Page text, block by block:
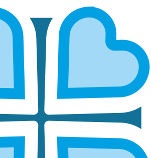
«СОЛНЕЧНЫХ»
ОСОБЕННЫЙ
ДЕТЕЙ: В АЛЬМЕТЬЕВСКОЙ
ПРАЗДНИК